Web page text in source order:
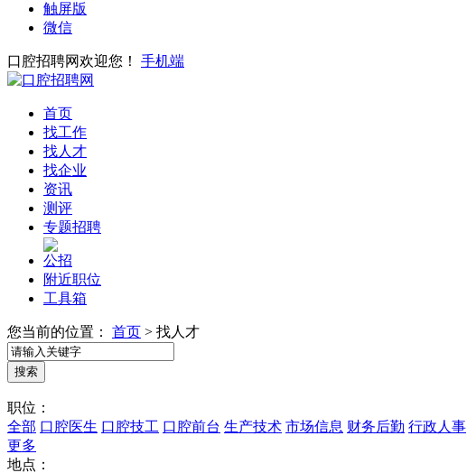
触屏版
微信
口腔招聘网欢迎您！ 手机端
首页
找工作
找人才
找企业
资讯
测评
专题招聘
公招
附近职位
工具箱
您当前的位置： 首页 > 找人才
职位：
全部 口腔医生 口腔技工 口腔前台 生产技术 市场信息 财务后勤 行政人事
更多
地点：